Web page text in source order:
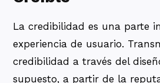
La credibilidad es una parte
experiencia de usuario.
credibilidad a través del
supuesto, a partir de la